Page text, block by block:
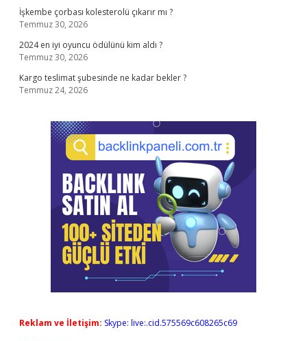
İşkembe çorbası kolesterolü çıkarır mı ?
Temmuz 30, 2026
2024 en iyi oyuncu ödülünü kim aldı ?
Temmuz 30, 2026
Kargo teslimat şubesinde ne kadar bekler ?
Temmuz 24, 2026
Reklam ve İletişim: Skype: live:.cid.575569c608265c69